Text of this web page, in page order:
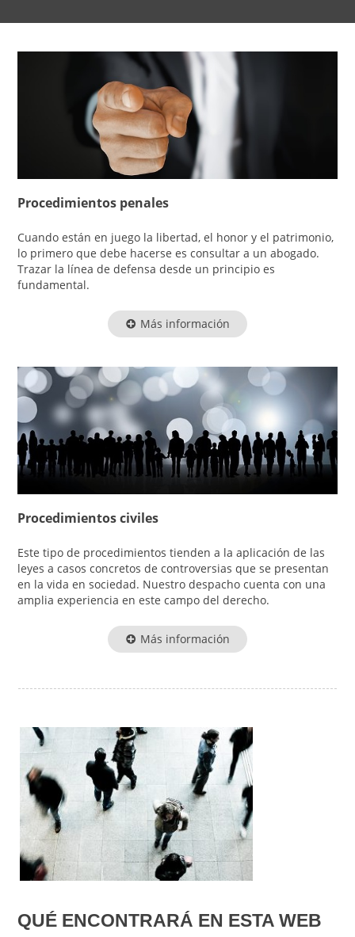
Procedimientos penales
Cuando están en juego la libertad, el honor y el patrimonio,
lo primero que debe hacerse es consultar a un abogado.
Trazar la línea de defensa desde un principio es
fundamental.
Más información
Procedimientos civiles
Este tipo de procedimientos tienden a la aplicación de las
leyes a casos concretos de controversias que se presentan
en la vida en sociedad. Nuestro despacho cuenta con una
amplia experiencia en este campo del derecho.
Más información
QUÉ ENCONTRARÁ EN ESTA WEB